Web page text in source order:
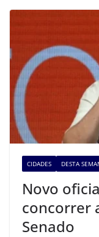
CIDADES DESTA
Novo
concorrer
Senado